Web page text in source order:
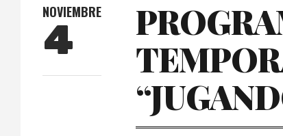
NOVIEMBRE
4